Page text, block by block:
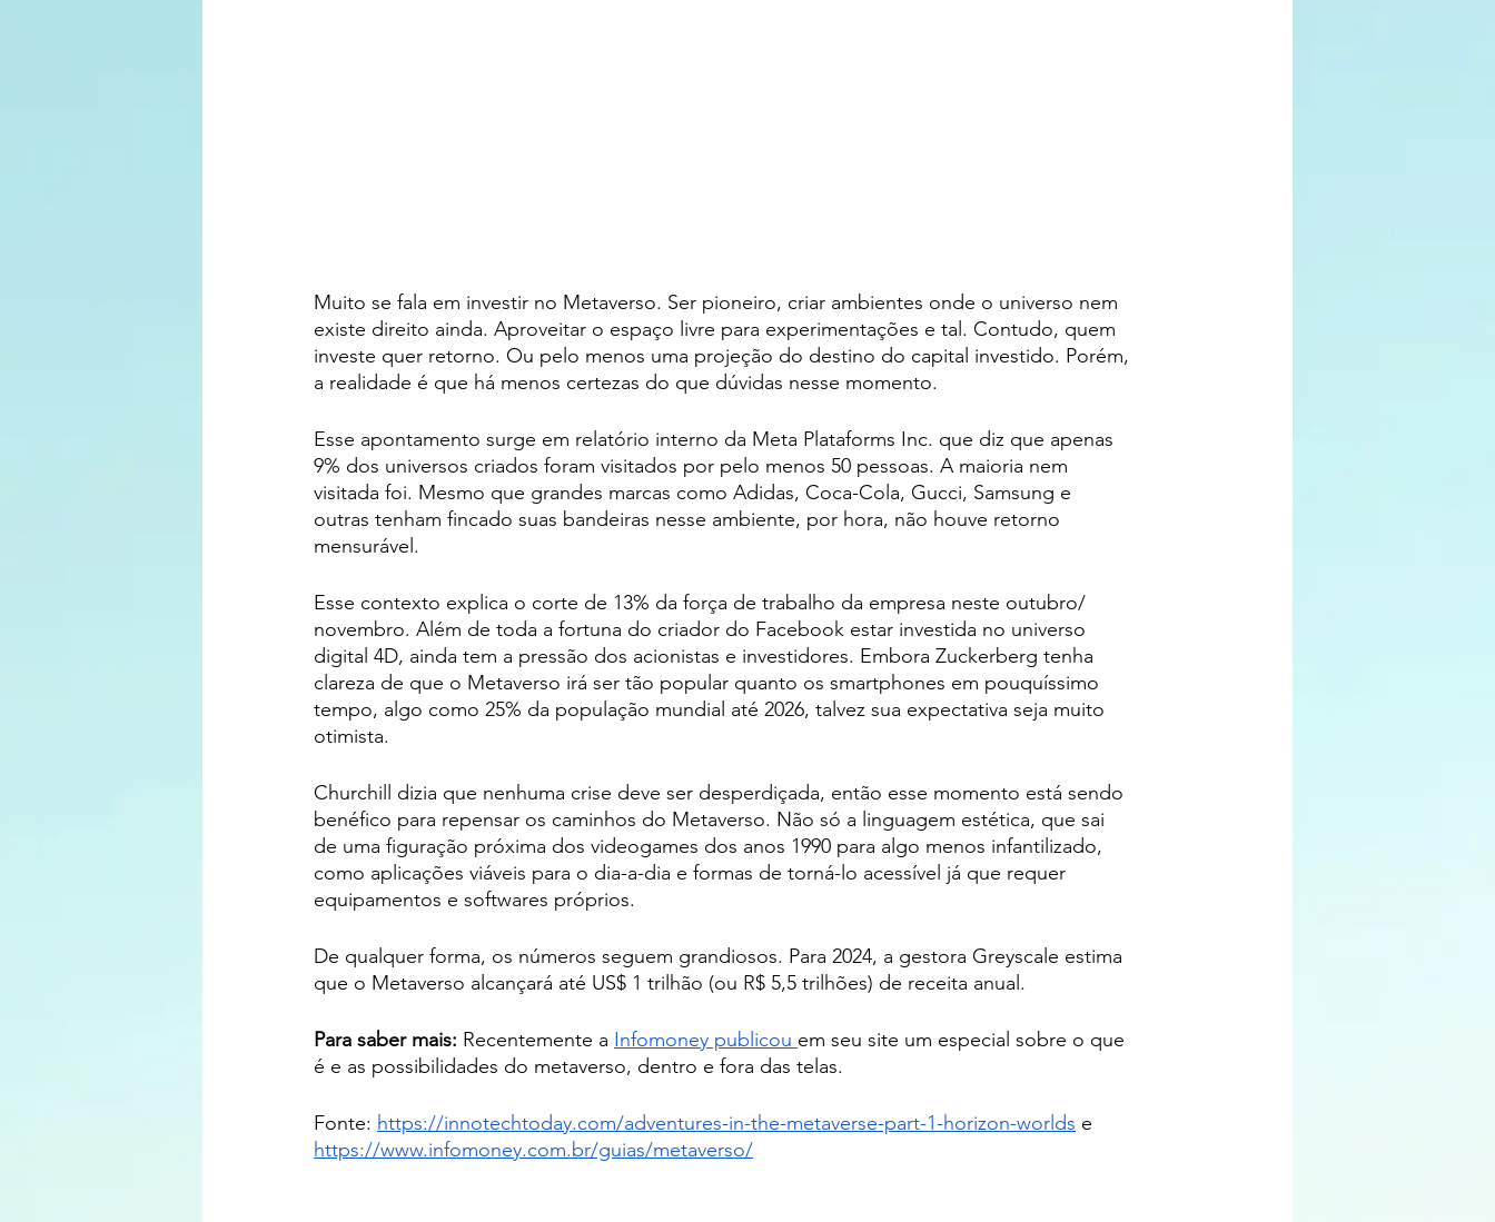
Muito se fala em investir no Metaverso. Ser pioneiro, criar ambientes onde o universo nem
existe direito ainda. Aproveitar o espaço livre para experimentações e tal. Contudo, quem
investe quer retorno. Ou pelo menos uma projeção do destino do capital investido. Porém,
a realidade é que há menos certezas do que dúvidas nesse momento.
Esse apontamento surge em relatório interno da Meta Plataforms Inc. que diz que apenas
9% dos universos criados foram visitados por pelo menos 50 pessoas. A maioria nem
visitada foi. Mesmo que grandes marcas como Adidas, Coca-Cola, Gucci, Samsung e
outras tenham fincado suas bandeiras nesse ambiente, por hora, não houve retorno
mensurável.
Esse contexto explica o corte de 13% da força de trabalho da empresa neste outubro/
novembro. Além de toda a fortuna do criador do Facebook estar investida no universo
digital 4D, ainda tem a pressão dos acionistas e investidores. Embora Zuckerberg tenha
clareza de que o Metaverso irá ser tão popular quanto os smartphones em pouquíssimo
tempo, algo como 25% da população mundial até 2026, talvez sua expectativa seja muito
otimista.
Churchill dizia que nenhuma crise deve ser desperdiçada, então esse momento está sendo
benéfico para repensar os caminhos do Metaverso. Não só a linguagem estética, que sai
de uma figuração próxima dos videogames dos anos 1990 para algo menos infantilizado,
como aplicações viáveis para o dia-a-dia e formas de torná-lo acessível já que requer
equipamentos e softwares próprios.
De qualquer forma, os números seguem grandiosos. Para 2024, a gestora Greyscale estima
que o Metaverso alcançará até US$ 1 trilhão (ou R$ 5,5 trilhões) de receita anual.
Para saber mais: Recentemente a Infomoney publicou em seu site um especial sobre o que
é e as possibilidades do metaverso, dentro e fora das telas.
Fonte: https://innotechtoday.com/adventures-in-the-metaverse-part-1-horizon-worlds e
https://www.infomoney.com.br/guias/metaverso/